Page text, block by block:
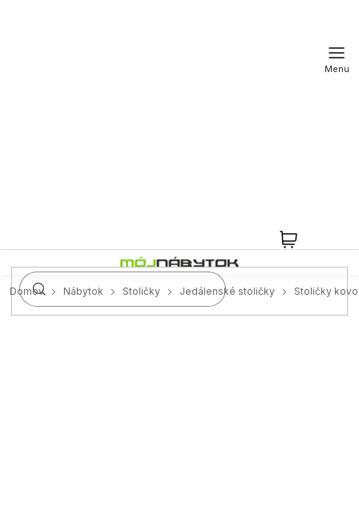
KOŠÍK
Domov Nábytok Stoličky Jedálenské stoličky Stoličky